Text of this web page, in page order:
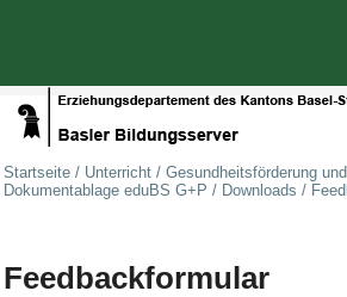
Startseite / Unterricht / Gesundheitsförderung
Dokumentablage eduBS G+P / Downloads /
Feedbackformular